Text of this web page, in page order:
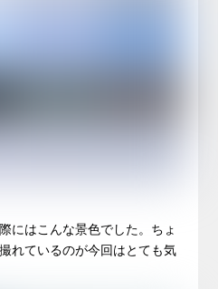
にはこんな景色でした。ちょ
れているのが今回はとても気